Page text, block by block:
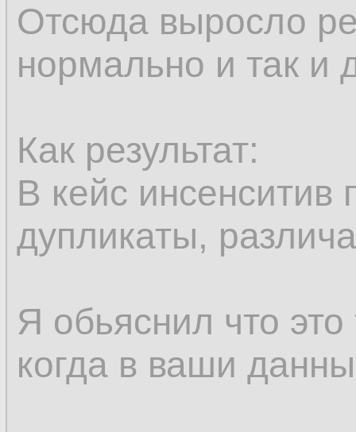
Отсюда выросло
нормально и так и
Как результат:
В кейс инсенситив
дупликаты,
Я обьяснил что
когда в ваши